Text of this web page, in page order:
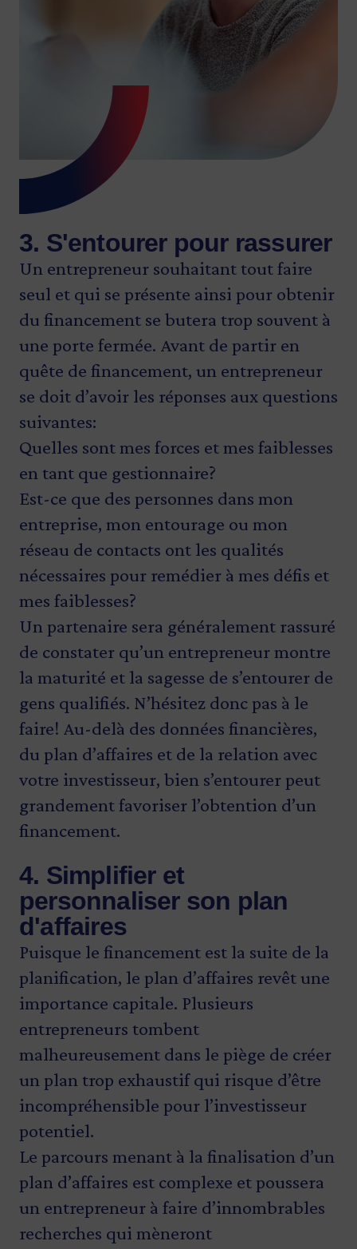
3. S'entourer pour rassurer
Un entrepreneur souhaitant tout faire
seul et qui se présente ainsi pour obtenir
du financement se butera trop souvent à
une porte fermée. Avant de partir en
quête de financement, un entrepreneur
se doit d’avoir les réponses aux questions
suivantes:
Quelles sont mes forces et mes faiblesses
en tant que gestionnaire?
Est-ce que des personnes dans mon
entreprise, mon entourage ou mon
réseau de contacts ont les qualités
nécessaires pour remédier à mes défis et
mes faiblesses?
Un partenaire sera généralement rassuré
de constater qu’un entrepreneur montre
la maturité et la sagesse de s’entourer de
gens qualifiés. N’hésitez donc pas à le
faire! Au-delà des données financières,
du plan d’affaires et de la relation avec
votre investisseur, bien s’entourer peut
grandement favoriser l’obtention d’un
financement.
4. Simplifier et
personnaliser son plan
d'affaires
Puisque le financement est la suite de la
planification, le plan d’affaires revêt une
importance capitale. Plusieurs
entrepreneurs tombent
malheureusement dans le piège de créer
un plan trop exhaustif qui risque d’être
incompréhensible pour l’investisseur
potentiel.
Le parcours menant à la finalisation d’un
plan d’affaires est complexe et poussera
un entrepreneur à faire d’innombrables
recherches qui mèneront